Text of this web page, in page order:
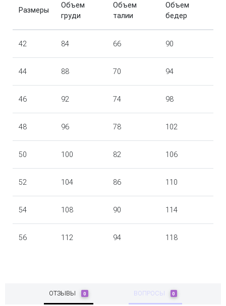
Размеры
Объем
груди
Объем
талии
Объем
бедер
42 84 66 90
44 88 70 94
46 92 74 98
48 96 78 102
50 100 82 106
52 104 86 110
54 108 90 114
56 112 94 118
ОТЗЫВЫ 0 ВОПРОСЫ 0